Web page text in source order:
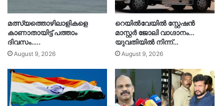
മത്സ്യത്തൊഴിലാളികളെ
കാണാതായിട്ട് പത്താം
ദിവസം…..
August 9, 2026
റെയിൽവേയിൽ സ്റ്റേഷൻ
മാസ്റ്റർ ജോലി വാഗ്ദാനം…
യുവതിയിൽ നിന്ന്…
August 9, 2026